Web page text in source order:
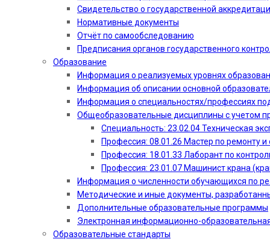
Свидетельство о государственной
Нормативные документы
Отчёт по самообследованию
Предписания органов государственного
Образование
Информация о реализуемых уровнях
Информация об описании основной
Информация о специальностях/профессиях
Общеобразовательные дисциплины с учетом
Специальность: 23.02.04 Техническая
Профессия: 08.01.26 Мастер по ремонту
Профессия: 18.01.33 Лаборант по
Профессия: 23.01.07 Машинист крана
Информация о численности обучающихся по
Методические и иные документы,
Дополнительные образовательные программы
Электронная информационно-
Образовательные стандарты